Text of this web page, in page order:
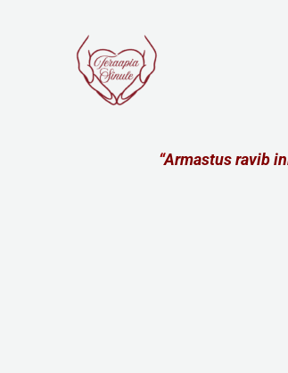
“Armastus ravib